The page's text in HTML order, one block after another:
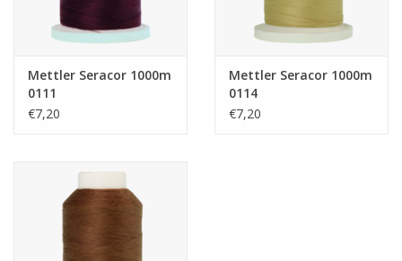
Mettler Seracor 1000m
0111
€7,20
Mettler Seracor 1000m
0114
€7,20